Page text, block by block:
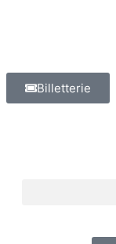
Billetterie